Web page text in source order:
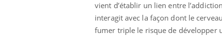
vient d’établir un lien entre
interagit avec la façon dont le
fumer triple le risque de développer